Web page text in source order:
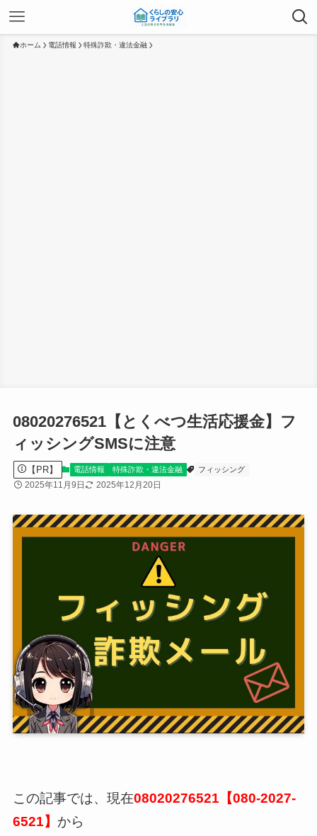
ホーム 電話情報 特殊詐欺・違法金融
08020276521【とくべつ生活応援金】フ
ィッシングSMSに注意
【PR】 電話情報 特殊詐欺・違法金融 フィッシング
2025年11月9日 2025年12月20日
この記事では、現在08020276521【080-2027-
6521】 から